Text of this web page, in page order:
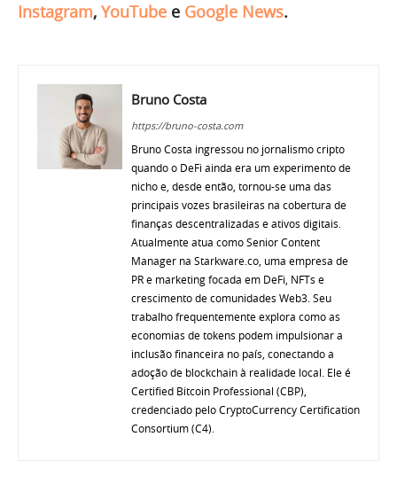
Instagram, YouTube e Google News.
Bruno Costa
https://bruno-costa.com
Bruno Costa ingressou no jornalismo cripto
quando o DeFi ainda era um experimento de
nicho e, desde então, tornou-se uma das
principais vozes brasileiras na cobertura de
finanças descentralizadas e ativos digitais.
Atualmente atua como Senior Content
Manager na Starkware.co, uma empresa de
PR e marketing focada em DeFi, NFTs e
crescimento de comunidades Web3. Seu
trabalho frequentemente explora como as
economias de tokens podem impulsionar a
inclusão financeira no país, conectando a
adoção de blockchain à realidade local. Ele é
Certified Bitcoin Professional (CBP),
credenciado pelo CryptoCurrency Certification
Consortium (C4).